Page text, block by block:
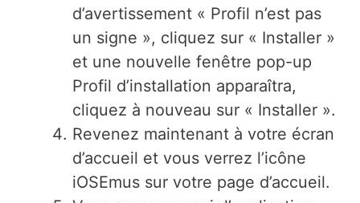
d’avertissement « Profil n’est pas
un signe », cliquez sur « Installer »
et une nouvelle fenêtre pop-up
Profil d’installation apparaîtra,
cliquez à nouveau sur « Installer ».
Revenez maintenant à votre écran
d’accueil et vous verrez l’icône
iOSEmus sur votre page d’accueil.